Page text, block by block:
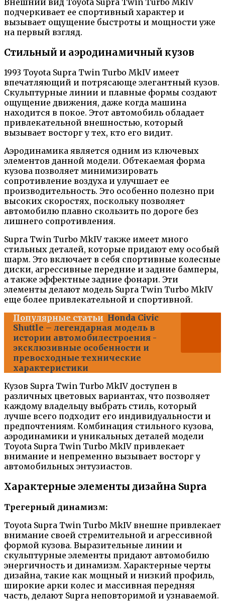
подчеркивает ее спортивный характер и
вызывает ощущение быстроты и мощности уже
на первый взгляд.
Стильный и аэродинамичный кузов
1993 Toyota Supra Twin Turbo MkIV имеет
впечатляющий и потрясающе элегантный кузов.
Скульптурные линии и плавные формы создают
ощущение движения, даже когда машина
находится в покое. Этот автомобиль обладает
привлекательной внешностью, который
вызывает восторг у тех, кто его видит.
Аэродинамика является одним из ключевых
элементов данной модели. Обтекаемая форма
кузова позволяет минимизировать
сопротивление воздуха и улучшает ее
производительность. Это особенно полезно при
высоких скоростях, поскольку позволяет
автомобилю плавно скользить по дороге без
лишнего сопротивления.
Supra Twin Turbo MkIV также имеет много
стильных деталей, которые придают ему особый
шарм. Это включает в себя спортивные колесные
диски, агрессивные передние и задние бамперы,
а также эффектные задние фонари. Эти
элементы делают модель Supra Twin Turbo MkIV
еще более привлекательной и спортивной.
Популярные статьи Honda Civic
Shuttle – легендарная модель в
истории автомобилестроения -
эксклюзивные особенности и
превосходные технические
характеристики
Кузов Supra Twin Turbo MkIV доступен в
различных цветовых вариантах, что позволяет
каждому владельцу выбрать стиль, который
лучше всего подходит его индивидуальности и
предпочтениям. Комбинация стильного кузова,
аэродинамики и уникальных деталей модели
Toyota Supra Twin Turbo MkIV привлекает
внимание и непременно вызывает восторг у
автомобильных энтузиастов.
Характерные элементы дизайна Supra
Трегерный динамизм:
Toyota Supra Twin Turbo MkIV внешне привлекает
внимание своей стремительной и агрессивной
формой кузова. Выразительные линии и
скульптурные элементы придают автомобилю
энергичность и динамизм. Характерные черты
дизайна, такие как мощный и низкий профиль,
широкие арки колес и массивная передняя
часть, делают Supra неповторимой и узнаваемой.